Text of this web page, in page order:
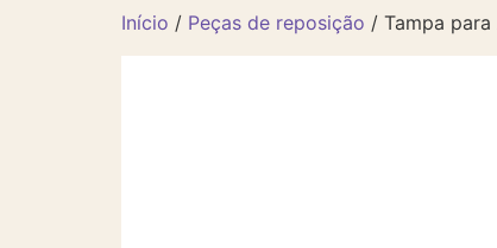
Início / Peças de reposição / Tampa